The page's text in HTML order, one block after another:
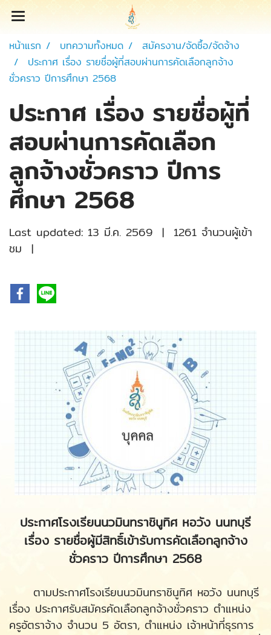
หน้าแรก บทความทั้งหมด
สมัครงาน/จัดซื้อ/จัดจ้าง
ประกาศ เรื่อง รายชื่อผู้ที่สอบผ่านการคัดเลือกลูกจ้าง
ชั่วคราว ปีการศึกษา 2568
ประกาศ เรื่อง รายชื่อผู้ที่
สอบผ่านการคัดเลือก
ลูกจ้างชั่วคราว ปีการ
ศึกษา 2568
Last updated: 13 มี.ค. 2569 | 1261 จำนวนผู้เข้า
ชม |
ประกาศโรงเรียนนวมินทราชินูทิศ หอวัง นนทบุรี
เรื่องรายชื่อผู้มีสิทธิ์เข้ารับการคัดเลือกลูกจ้าง
ชั่วคราว ปีการศึกษา 2568
ตามประกาศโรงเรียนนวมินทราชินูทิศ หอวัง นนทบุรี
เรื่อง ประกาศรับสมัครคัดเลือกลูกจ้างชั่วคราว ตำแหน่ง
ครูอัตราจ้าง จำนวน 5 อัตรา, ตำแหน่ง เจ้าหน้าที่ธุรการ